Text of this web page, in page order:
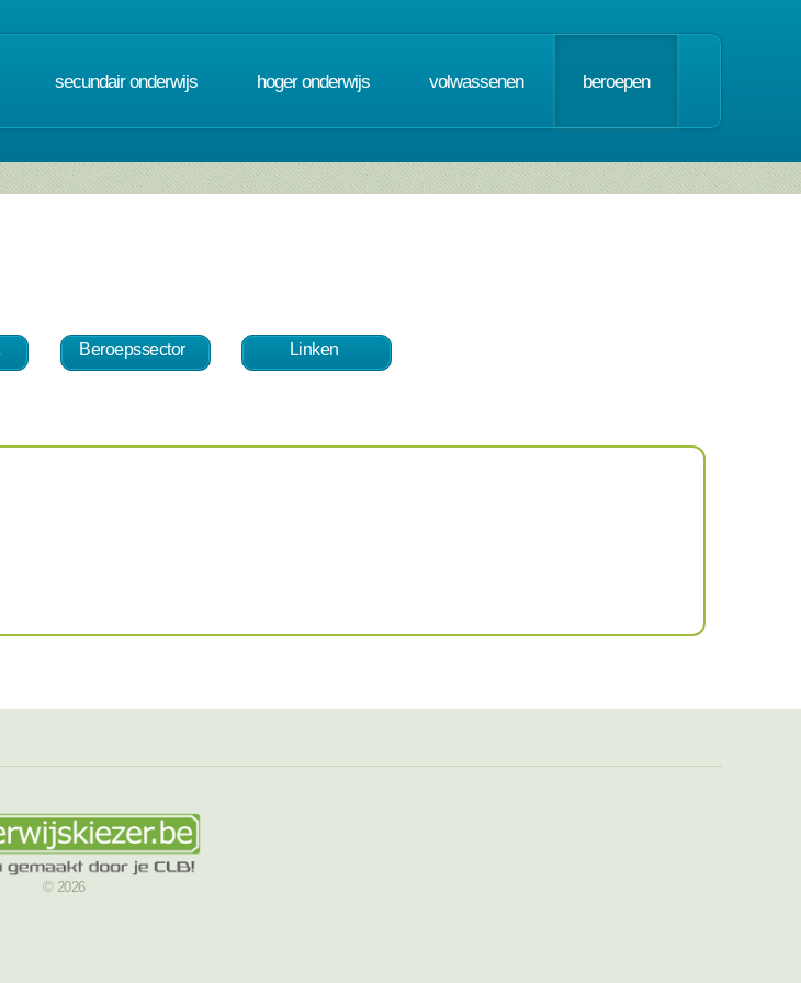
secundair onderwijs hoger onderwijs volwassenen beroepen
Beroepssector Linken
© 2026